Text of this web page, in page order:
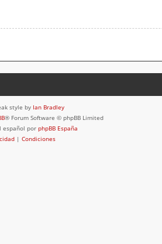
style by Ian Bradley
® Forum Software © phpBB Limited
español por phpBB España
| Condiciones